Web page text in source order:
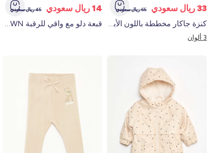
33 ريال سعودي 65 ريال سعودي
3 ألوان
14 ريال سعودي 45 ريال سعودي